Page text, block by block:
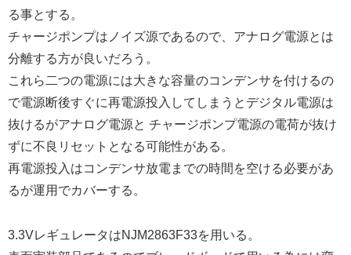
る事とする。
チャージポンプはノイズ源であるので、アナログ電源とは
分離する方が良いだろう。
これら二つの電源には大きな容量のコンデンサを付けるの
で電源断後すぐに再電源投入してしまうとデジタル電源は
抜けるがアナログ電源と チャージポンプ電源の電荷が抜け
ずに不良リセットとなる可能性がある。
再電源投入はコンデンサ放電までの時間を空ける必要があ
るが運用でカバーする。
3.3VレギュレータはNJM2863F33を用いる。